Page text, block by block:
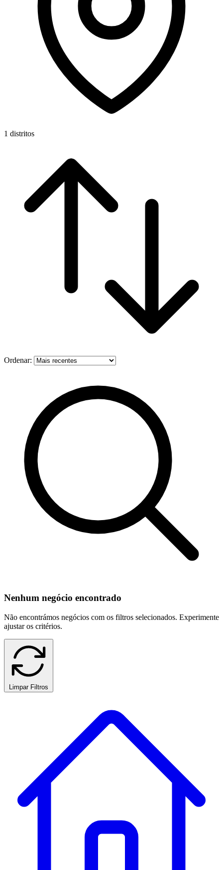
1 distritos
Ordenar:
Nenhum negócio encontrado
Não encontrámos negócios com os filtros selecionados. Experimente
ajustar os critérios.
Limpar Filtros